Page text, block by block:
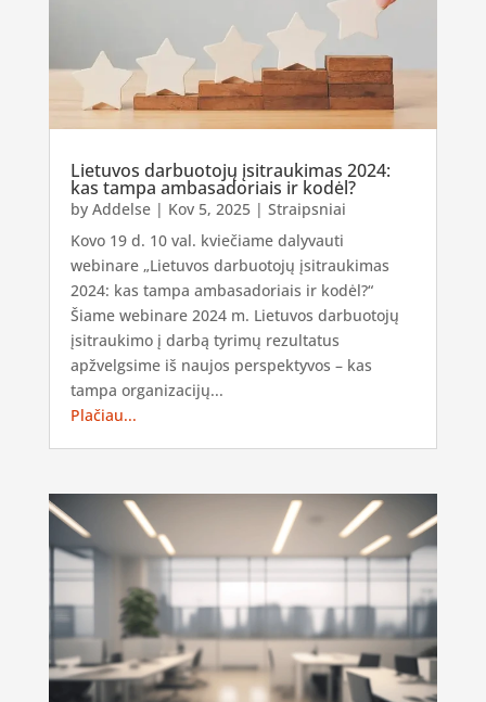
Lietuvos darbuotojų įsitraukimas 2024:
kas tampa ambasadoriais ir kodėl?
by Addelse| Kov 5, 2025| Straipsniai
Kovo 19 d. 10 val. kviečiame dalyvauti
webinare „Lietuvos darbuotojų įsitraukimas
2024: kas tampa ambasadoriais ir kodėl?“
Šiame webinare 2024 m. Lietuvos darbuotojų
įsitraukimo į darbą tyrimų rezultatus
apžvelgsime iš naujos perspektyvos – kas
tampa organizacijų...
Plačiau...